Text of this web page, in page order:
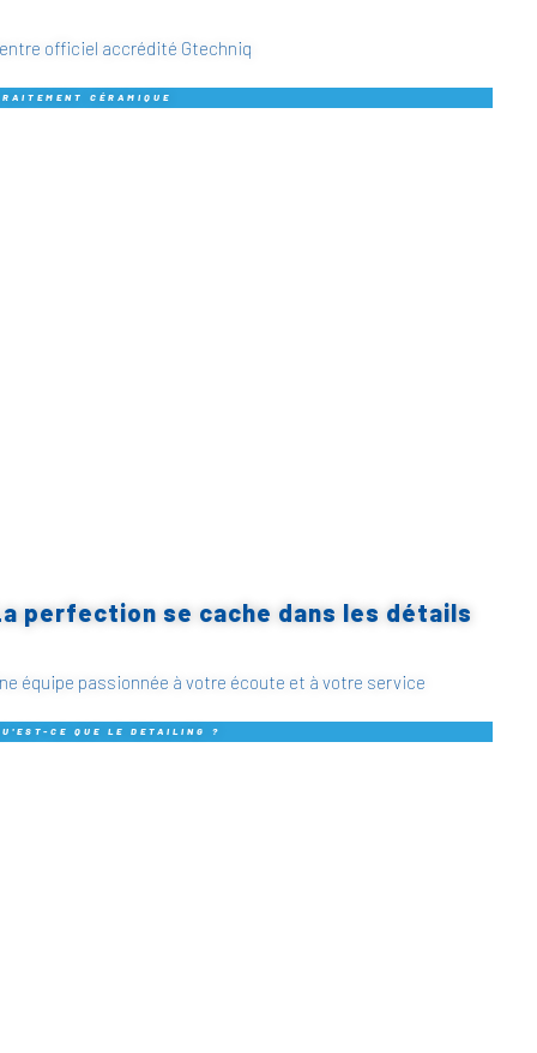
officiel accrédité Gtechniq
CÉRAMIQUE
perfection se cache dans les détails
équipe passionnée à votre écoute et à votre service
CE QUE LE DETAILING ?